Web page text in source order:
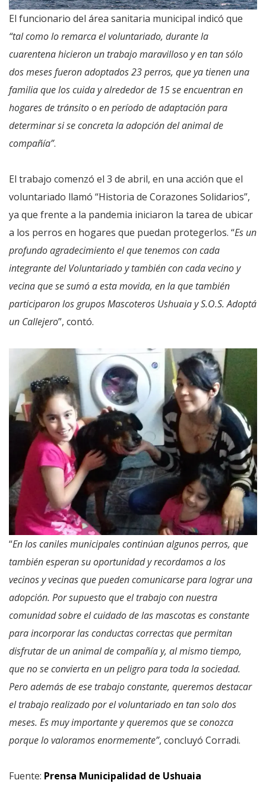
El funcionario del área sanitaria municipal indicó que
“tal como lo remarca el voluntariado, durante la
cuarentena hicieron un trabajo maravilloso y en tan sólo
dos meses fueron adoptados 23 perros, que ya tienen una
familia que los cuida y alrededor de 15 se encuentran en
hogares de tránsito o en período de adaptación para
determinar si se concreta la adopción del animal de
compañía”.
El trabajo comenzó el 3 de abril, en una acción que el
voluntariado llamó “Historia de Corazones Solidarios”,
ya que frente a la pandemia iniciaron la tarea de ubicar
a los perros en hogares que puedan protegerlos. “Es un
profundo agradecimiento el que tenemos con cada
integrante del Voluntariado y también con cada vecino y
vecina que se sumó a esta movida, en la que también
participaron los grupos Mascoteros Ushuaia y S.O.S. Adoptá
un Callejero”, contó.
“En los caniles municipales continúan algunos perros, que
también esperan su oportunidad y recordamos a los
vecinos y vecinas que pueden comunicarse para lograr una
adopción. Por supuesto que el trabajo con nuestra
comunidad sobre el cuidado de las mascotas es constante
para incorporar las conductas correctas que permitan
disfrutar de un animal de compañía y, al mismo tiempo,
que no se convierta en un peligro para toda la sociedad.
Pero además de ese trabajo constante, queremos destacar
el trabajo realizado por el voluntariado en tan solo dos
meses. Es muy importante y queremos que se conozca
porque lo valoramos enormemente”, concluyó Corradi.
Fuente: Prensa Municipalidad de Ushuaia